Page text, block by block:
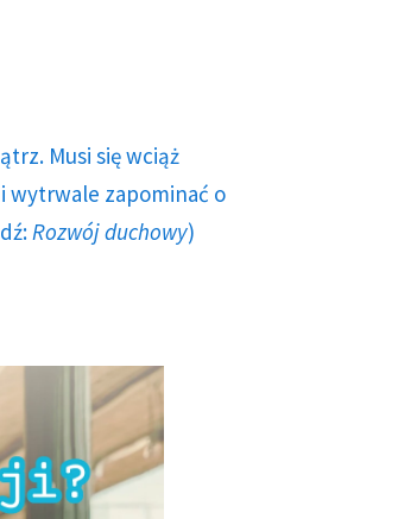
Musi się wciąż
wytrwale zapominać o
Rozwój duchowy)